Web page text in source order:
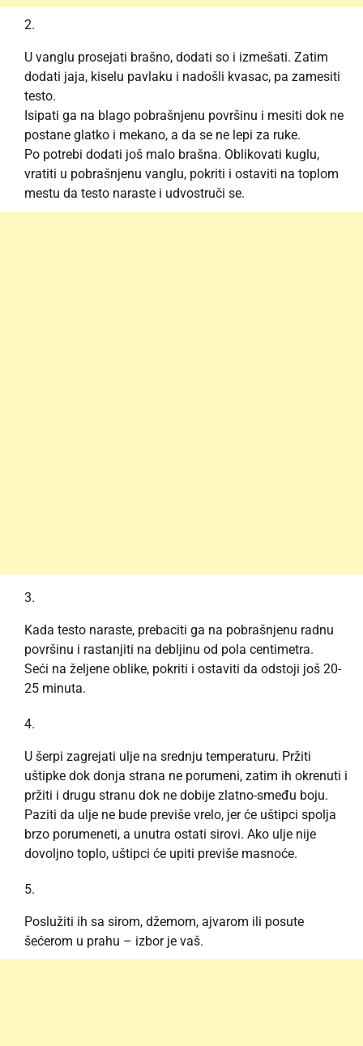
U vanglu prosejati brašno, dodati so i izmešati. Zatim
dodati jaja, kiselu pavlaku i nadošli kvasac, pa zamesiti
testo.
Isipati ga na blago pobrašnjenu površinu i mesiti dok ne
postane glatko i mekano, a da se ne lepi za ruke.
Po potrebi dodati još malo brašna. Oblikovati kuglu,
vratiti u pobrašnjenu vanglu, pokriti i ostaviti na toplom
mestu da testo naraste i udvostruči se.
Kada testo naraste, prebaciti ga na pobrašnjenu radnu
površinu i rastanjiti na debljinu od pola centimetra.
Seći na željene oblike, pokriti i ostaviti da odstoji još 20-
25 minuta.
U šerpi zagrejati ulje na srednju temperaturu. Pržiti
uštipke dok donja strana ne porumeni, zatim ih okrenuti i
pržiti i drugu stranu dok ne dobije zlatno-smeđu boju.
Paziti da ulje ne bude previše vrelo, jer će uštipci spolja
brzo porumeneti, a unutra ostati sirovi. Ako ulje nije
dovoljno toplo, uštipci će upiti previše masnoće.
Poslužiti ih sa sirom, džemom, ajvarom ili posute
šećerom u prahu – izbor je vaš.